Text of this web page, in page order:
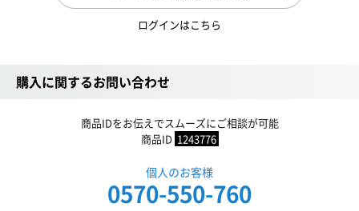
ログインはこちら
購入に関するお問い合わせ
商品IDをお伝えでスムーズにご相談が可能
商品ID 1243776
個人のお客様
0570-550-760